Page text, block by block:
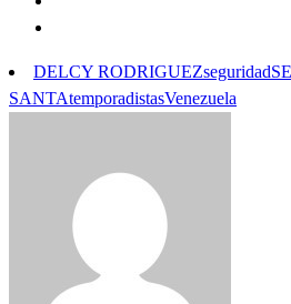
DELCY RODRIGUEZseguridad
SANTAtemporadistasVenezuela